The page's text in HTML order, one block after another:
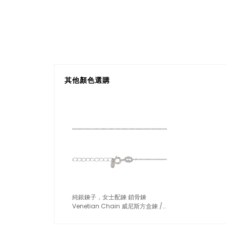
其他顏色選購
純銀鍊子，女士配鍊 鎖骨鍊
Venetian Chain 威尼斯方盒鍊 /